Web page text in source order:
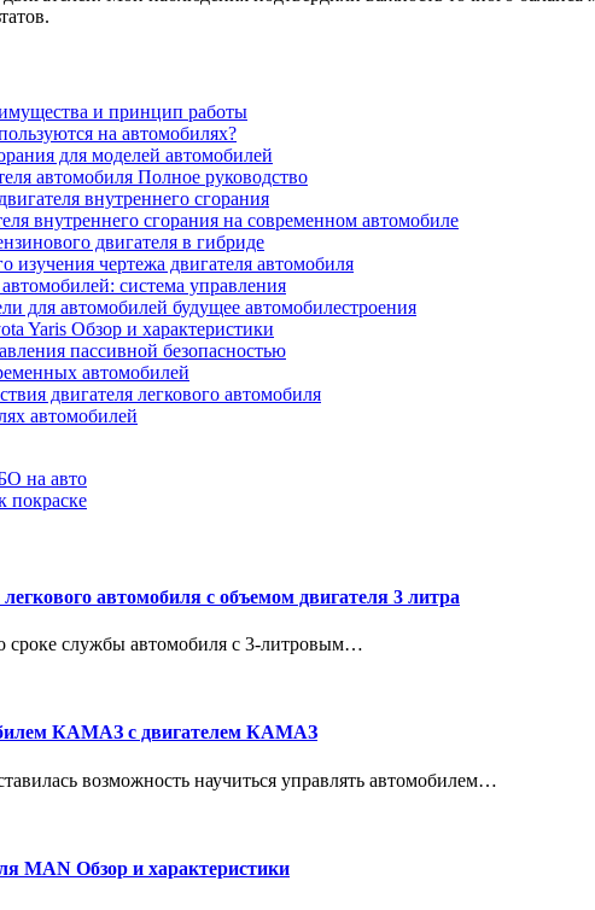
и принцип работы
на автомобилях?
для моделей автомобилей
автомобиля Полное руководство
внутреннего сгорания
внутреннего сгорания на современном автомобиле
двигателя в гибриде
изучения чертежа двигателя автомобиля
система управления
для автомобилей будущее автомобилестроения
Yaris Обзор и характеристики
пассивной безопасностью
автомобилей
двигателя легкового автомобиля
автомобилей
на авто
покраске
автомобиля с объемом двигателя 3 литра
сроке службы автомобиля с 3-литровым…
КАМАЗ с двигателем КАМАЗ
возможность научиться управлять автомобилем…
MAN Обзор и характеристики